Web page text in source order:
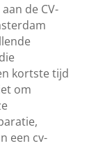
de CV-
kortste tijd
om
een cv-